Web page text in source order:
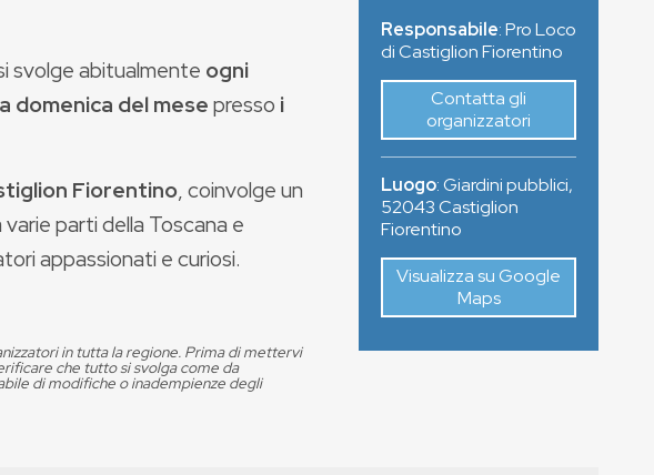
svolge abitualmente ogni
domenica del mesepresso i
Fiorentino, coinvolge un
parti della Toscana e
appassionati e curiosi.
in tutta la regione. Prima di mettervi
che tutto si svolga come da
di modifiche o inadempienze degli
Responsabile: Pro Loco
di Castiglion Fiorentino
Contatta gli
organizzatori
Luogo:Giardini pubblici,
52043Castiglion
Fiorentino
Visualizza su Google
Maps